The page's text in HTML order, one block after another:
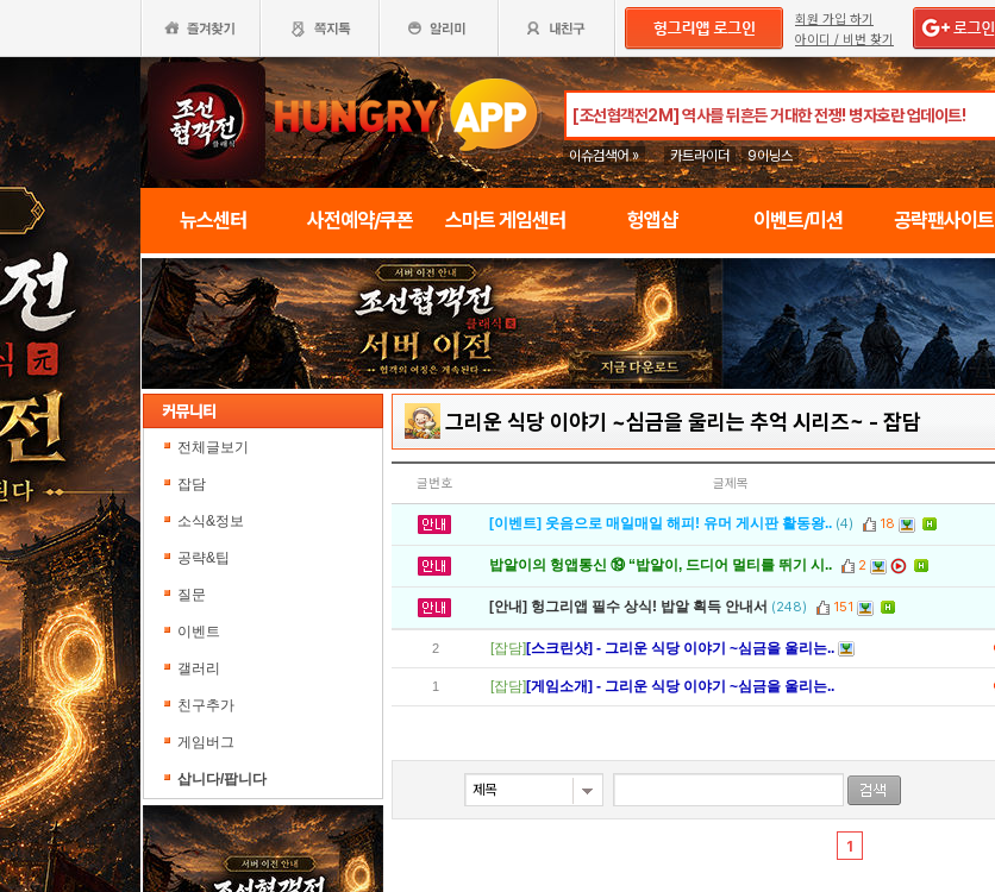
회원 가입 하기
아이디 / 비번 찾기
이슈검색어 » 카트라이더 9이닝스
뉴스센터 사전예약/쿠폰 스마트 게임센터 헝앱샵 이벤트/미션 공략팬사이트
전체글보기
잡담
소식&정보
공략&팁
질문
이벤트
갤러리
친구추가
게임버그
삽니다/팝니다
그리운 식당 이야기 ~심금을 울리는 추억 시리즈~ - 잡담
글번호 글제목
[이벤트] 웃음으로 매일매일 해피! 유머 게시판 활동왕.. (4) 18
밥알이의 헝앱통신 ⑲ “밥알이, 드디어 멀티를 뛰기 시.. 2
[안내] 헝그리앱 필수 상식! 밥알 획득 안내서 (248) 151
2 [잡담] [스크린샷] - 그리운 식당 이야기 ~심금을 울리는..
1 [잡담] [게임소개] - 그리운 식당 이야기 ~심금을 울리는..
1